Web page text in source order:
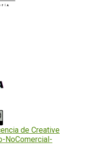
de Creative
NoComercial-